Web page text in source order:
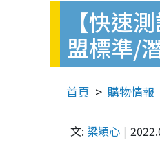
【快速
盟標準/
首頁 購物情報
文: 梁穎心